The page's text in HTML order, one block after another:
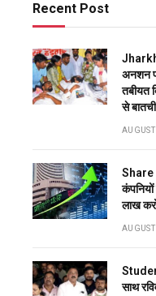
Recent Post
अनशन
तबीयत
से
Share
लाख
साथ